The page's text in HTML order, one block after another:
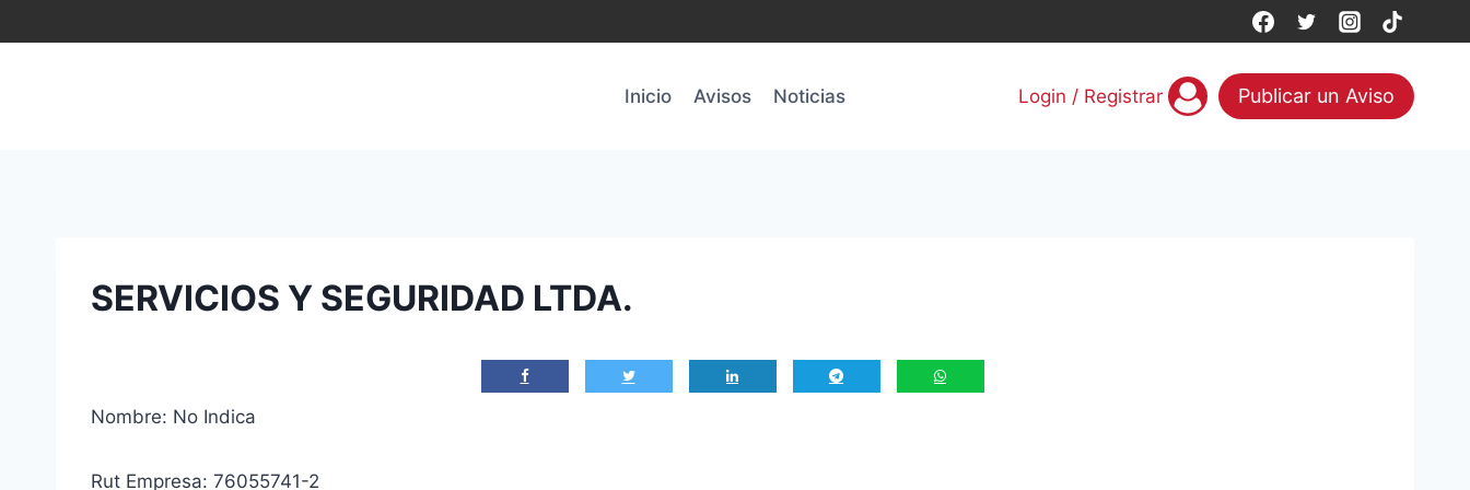
al
Inicio
Avisos Noticias Login / Registrar Publicar un Aviso
SERVICIOS Y SEGURIDAD LTDA.
Nombre: No Indica
Rut Empresa: 76055741-2